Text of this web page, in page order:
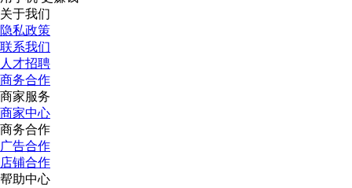
关于我们
隐私政策
联系我们
人才招聘
商务合作
商家服务
商家中心
商务合作
广告合作
店铺合作
帮助中心